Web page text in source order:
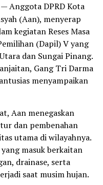
— Anggota DPRD Kota
(Aan), menyerap
kegiatan Reses Masa
(Dapil) V yang
dan Sungai Pinang.
Gang Tri Darma
menyampaikan
Aan menegaskan
dan pembenahan
utama di wilayahnya.
masuk berkaitan
drainase, serta
saat musim hujan.